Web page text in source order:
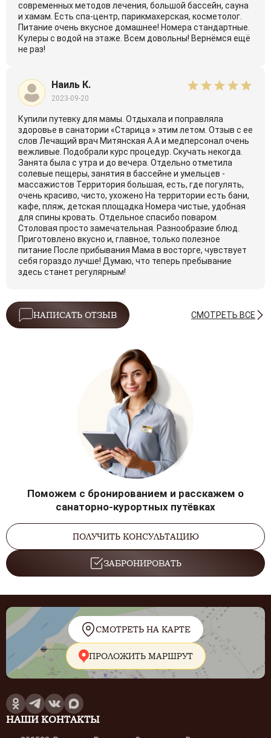
современных методов лечения, большой бассейн, сауна
и хамам. Есть спа-центр, парикмахерская, косметолог.
Питание очень вкусное домашнее! Номера стандартные.
Кулеры с водой на этаже. Всем довольны! Вернёмся ещё
не раз!
Наиль К.
2023-09-20
Купили путевку для мамы. Отдыхала и поправляла
здоровье в санатории «Старица » этим летом. Отзыв с ее
слов Лечащий врач Митянская А.А и медперсонал очень
вежливые. Подобрали курс процедур. Скучать некогда.
Занята была с утра и до вечера. Отдельно отметила
солевые пещеры, занятия в бассейне и умельцев -
массажистов Территория большая, есть, где погулять,
очень красиво, чисто, ухожено На территории есть бани,
кафе, пляж, детская площадка Номера чистые, удобная
для спины кровать. Отдельное спасибо поваром.
Столовая просто замечательная. Разнообразие блюд.
Приготовлено вкусно и, главное, только полезное
питание После прибывания Мама в восторге, чувствует
себя гораздо лучше! Думаю, что теперь пребывание
здесь станет регулярным!
НАПИСАТЬ ОТЗЫВ СМОТРЕТЬ ВСЕ
Поможем с бронированием и расскажем о
санаторно-курортных путёвках
ПОЛУЧИТЬ КОНСУЛЬТАЦИЮ
ЗАБРОНИРОВАТЬ
СМОТРЕТЬ НА КАРТЕ
ПРОЛОЖИТЬ МАРШРУТ
НАШИ КОНТАКТЫ